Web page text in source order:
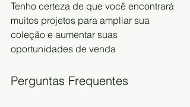
Tenho certeza de que você encontrará
muitos projetos para ampliar sua
coleção e aumentar suas
oportunidades de venda
Perguntas Frequentes